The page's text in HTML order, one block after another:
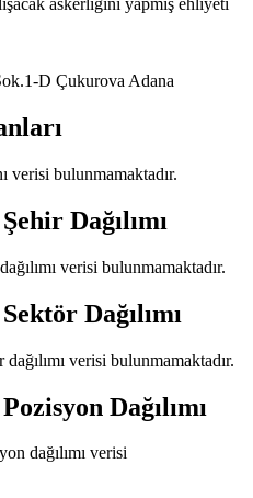
askerliğini yapmış ehliyeti
D Çukurova Adana
verisi bulunmamaktadır.
Dağılımı
verisi bulunmamaktadır.
Dağılımı
verisi bulunmamaktadır.
Dağılımı
dağılımı verisi